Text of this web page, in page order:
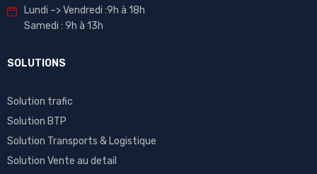
Lundi –> Vendredi :9h à 18h
Samedi : 9h à 13h
SOLUTIONS
Solution trafic
Solution BTP
Solution Transports & Logistique
Solution Vente au detail